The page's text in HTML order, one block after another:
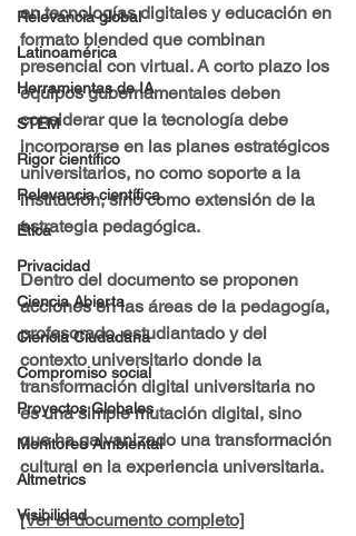
Relevancia global
Latinoamérica
Herramientas de IA
STEM
Rigor científico
Relevancia científica
Ética
Privacidad
Ciencia Abierta
Ciencia Ciudadana
Compromiso social
Proyectos Globales
Monitoreo Ambiental
Altmetrics
Visibilidad
en tecnologías digitales y educación en
formato blended que combinan
presencial con virtual. A corto plazo los
equipos gubernamentales deben
considerar que la tecnología debe
incorporarse en las planes estratégicos
universitarios, no como soporte a la
institución, sino como extensión de la
estrategia pedagógica.
Dentro del documento se proponen
acciones en las áreas de la pedagogía,
profesorado, estudiantado y del
contexto universitario donde la
transformación digital universitaria no
es una simple mutación digital, sino
que ha galvanizado una transformación
cultural en la experiencia universitaria.
[Ver el documento completo]